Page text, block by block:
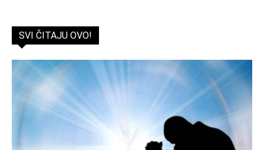
SVI ČITAJU OVO!